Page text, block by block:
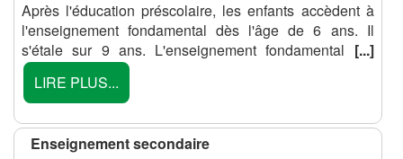
Après l'éducation préscolaire, les enfants accèdent à
l'enseignement fondamental dès l'âge de 6 ans. Il
s'étale sur 9 ans. L'enseignement fondamental [...]
LIRE PLUS...
Enseignement secondaire